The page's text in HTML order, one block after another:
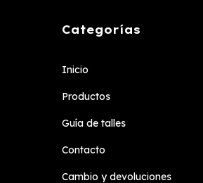
Categorías
Inicio
Productos
Guía de talles
Contacto
Cambio y devoluciones